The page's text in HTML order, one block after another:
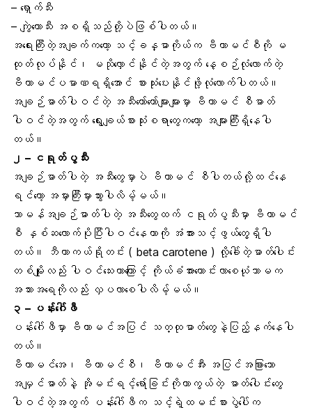
– ရှောက်သီး
– ကျွဲကောသီး အစရှိသည်တို့ပဲဖြစ်ပါတယ်။
အရေးကြီးတဲ့အချက်ကတော့ သင့်ခန္ဓာကိုယ်က ဗီတာမင်စီကို မ
ထုတ်လုပ်နိုင်၊ မသိုလှောင်နိုင်တဲ့အတွက် နေ့စဉ်လုံလောက်တဲ့
ဗီတာမင်ပမာဏရရှိအောင် စားသုံးပေးနိုင်ဖို့လုံလောက်ပါတယ်။
အချဉ်ဓာတ်ပါဝင်တဲ့ အသီးတော်တော်များများမှာ ဗီတာမင် စီဓာတ်
ပါဝင်တဲ့အတွက် ရွေးချယ်စားသုံးစရာတွေကတော့ အများကြီးရှိနေပါ
တယ်။
၂ – ငရုတ်ပွသီး
အချဉ်ဓာတ်ပါတဲ့ အသီးတွေမှာပဲ ဗီတာမင် စီပါတယ်လို့ထင်နေ
ရင်တော့ အမှားကြီးမှားသွားပါလိမ့်မယ်။
သာမန်အချဉ်ဓာတ်ပါတဲ့ အသီးတွေထက် ငရုတ်ပွသီးမှာ ဗီတာမင်
စီ နှစ်ဆလောက်ပိုပြီးပါဝင်နေတာကို အံအားသင့်ဖွယ်တွေ့ရှိပါ
တယ်။ ဘီတာကယ်ရိုတင်း ( beta carotene ) လို့ခေါ်တဲ့ဓာတ်ပေါင်း
တစ်မျိုးလည်း ပါဝင်သေးတာကြောင့် ကိုယ်ခံအားကောင်းလာစေယုံသာမက
အသားအရေကိုလည်း လှပလာစေပါလိမ့်မယ်။
၃ – ပန်းဂေါ်ဖီ
ပန်းဂေါ်ဖီ မှာ ဗီတာမင်အပြင် သတ္ထုဓာတ်တွေနဲ့ပြည့်နက်နေပါ
တယ်။
ဗီတာမင်အေ၊ ဗီတာမင်စီ၊ ဗီတာမင်အီး အပြင်အခြားသော
အမျှင်ဓာတ်နဲ့ အိုမင်းရင့်ရော်ခြင်းကိုကာကွယ်တဲ့ ဓာတ်ပေါင်းတွေ
ပါဝင်တဲ့အတွက် ပန်းဂေါ်ဖီက သင့်ရဲ့ထမင်းစားပွဲပေါ်က